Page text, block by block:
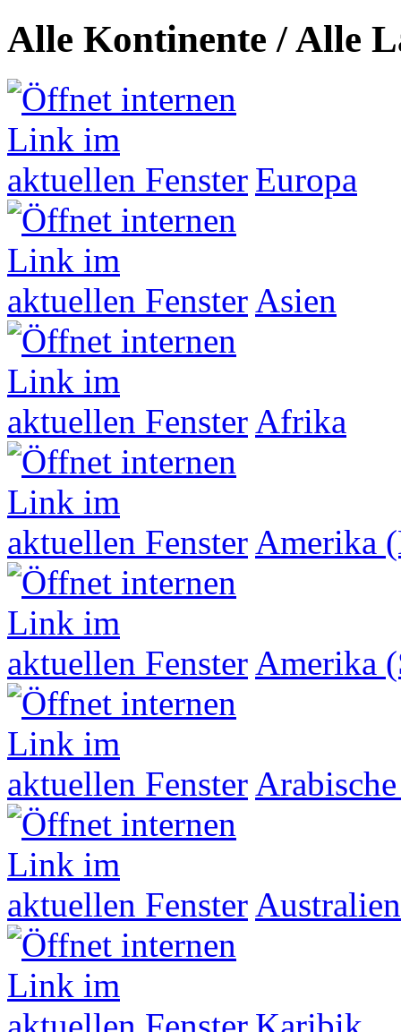
Alle Kontinente / Alle
Europa
Asien
Afrika
Amerika
Amerika
Australien